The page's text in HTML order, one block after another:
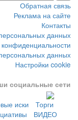
Обратная связь
Реклама на сайте
Контакты
данных
данных
Настройки cookie
социальные сети
иски
Торги
ВИДЕО